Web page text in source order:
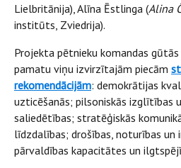
Lielbritānija), Alīna Ēstlinga (Alina
institūts, Zviedrija).
Projekta pētnieku komandas
pamatu viņu izvirzītajām piecām
rekomendācijām: demokrātijas
uzticēšanās; pilsoniskās izglītības
saliedētības; stratēģiskās
līdzdalības; drošības, noturības un
pārvaldības kapacitātes un